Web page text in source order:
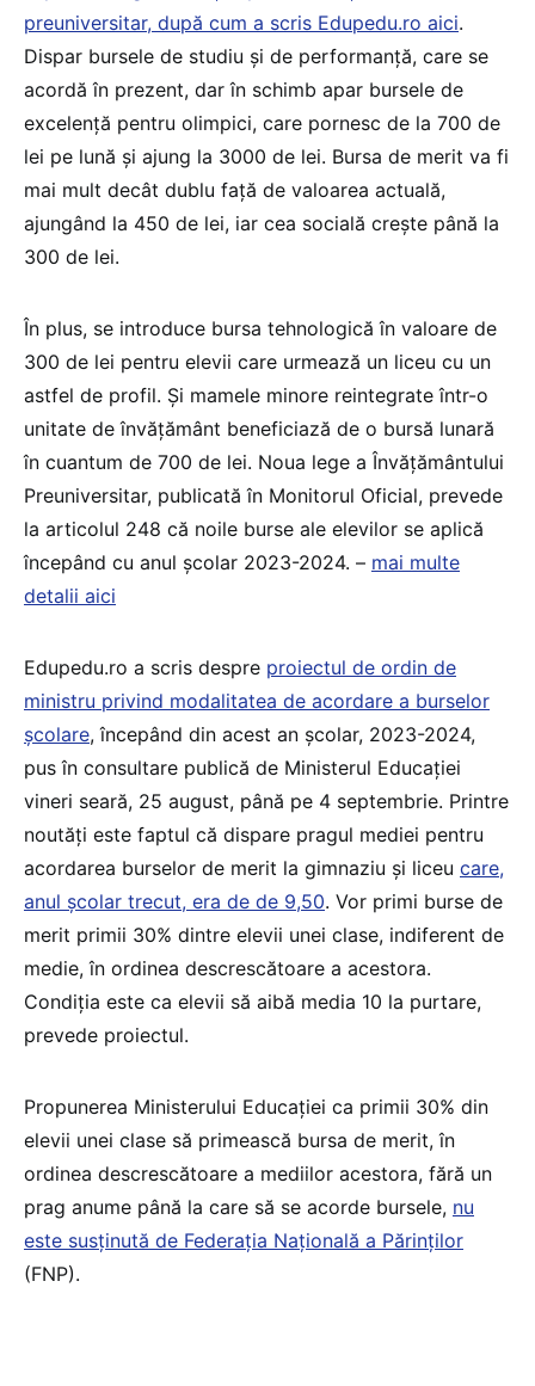
preuniversitar, după cum a scris Edupedu.ro aici.
Dispar bursele de studiu și de performanță, care se
acordă în prezent, dar în schimb apar bursele de
excelență pentru olimpici, care pornesc de la 700 de
lei pe lună și ajung la 3000 de lei. Bursa de merit va fi
mai mult decât dublu față de valoarea actuală,
ajungând la 450 de lei, iar cea socială crește până la
300 de lei.
În plus, se introduce bursa tehnologică în valoare de
300 de lei pentru elevii care urmează un liceu cu un
astfel de profil. Și mamele minore reintegrate într-o
unitate de învățământ beneficiază de o bursă lunară
în cuantum de 700 de lei. Noua lege a Învățământului
Preuniversitar, publicată în Monitorul Oficial, prevede
la articolul 248 că noile burse ale elevilor se aplică
începând cu anul școlar 2023-2024. – mai multe
detalii aici
Edupedu.ro a scris despre proiectul de ordin de
ministru privind modalitatea de acordare a burselor
școlare, începând din acest an școlar, 2023-2024,
pus în consultare publică de Ministerul Educației
vineri seară, 25 august, până pe 4 septembrie. Printre
noutăți este faptul că dispare pragul mediei pentru
acordarea burselor de merit la gimnaziu și liceu care,
anul școlar trecut, era de de 9,50. Vor primi burse de
merit primii 30% dintre elevii unei clase, indiferent de
medie, în ordinea descrescătoare a acestora.
Condiția este ca elevii să aibă media 10 la purtare,
prevede proiectul.
Propunerea Ministerului Educației ca primii 30% din
elevii unei clase să primească bursa de merit, în
ordinea descrescătoare a mediilor acestora, fără un
prag anume până la care să se acorde bursele, nu
este susținută de Federația Națională a Părinților
(FNP).